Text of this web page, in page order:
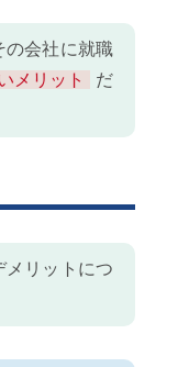
の会社に就職
メリット
だ
メリットにつ